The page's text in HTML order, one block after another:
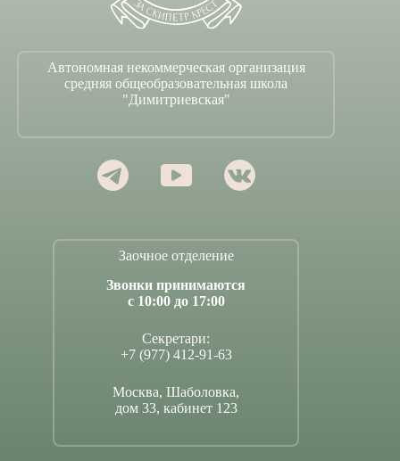
Автономная некоммерческая организация
средняя общеобразовательная школа
"Димитриевская"
Заочное отделение
Звонки принимаются
с 10:00 до 17:00
Секретари:
+7 (977) 412-91-63
Москва, Шаболовка,
дом 33, кабинет 123